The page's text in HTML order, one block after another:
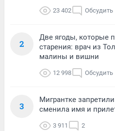
23 402 Обсудить
2
Две ягоды, которые
старения: врач из
малины и вишни
12 998 Обсудить
3
Мигрантке
сменила имя и
3 911 2